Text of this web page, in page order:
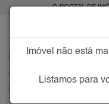
O PORTAL DE
Imóveis à Venda em
Imóvel não está
Listamos para